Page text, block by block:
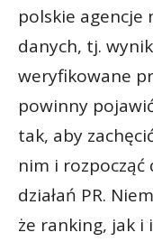
polskie
danych, tj.
weryfikowane
powinny
tak, aby
nim i rozpocząć
działań PR.
że ranking, jak i